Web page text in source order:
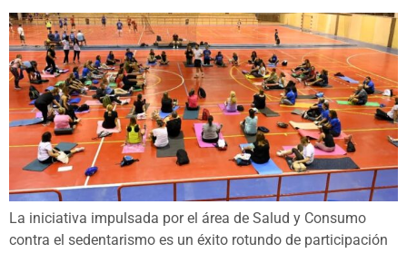
La iniciativa impulsada por el área de Salud y Consumo
contra el sedentarismo es un éxito rotundo de participación